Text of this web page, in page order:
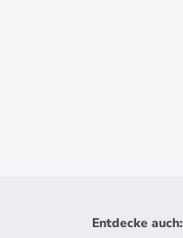
Entdecke auch: